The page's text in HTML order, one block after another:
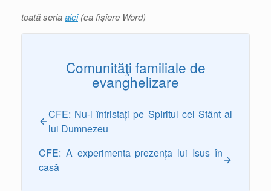
toată seriaaici(ca fişiere Word)
Comunităţi familiale de
evanghelizare
CFE: Nu-l întristați pe Spiritul cel Sfânt al
lui Dumnezeu
CFE: A experimenta prezența lui Isus în
casă